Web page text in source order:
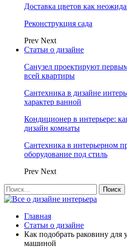
Доставка цветов как
Реконструкция сада
Prev Next
Статьи о дизайне
Санузел проектируют
всей квартиры
Сантехника в дизайне
характер ванной
Кондиционер в интерьере:
дизайн комнаты
Сантехника в интерьерном
оборудование под стиль
Prev Next
Главная
Статьи о дизайне
Как подобрать раковину для
машиной